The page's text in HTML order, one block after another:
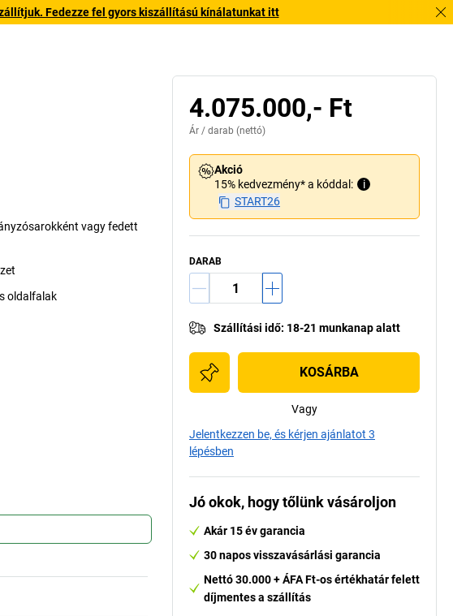
Fedezze fel gyors kiszállítású kínálatunkat itt
vagy fedett
oldalfalak
4.075.000,- Ft
Ár / darab (nettó)
Akció
15% kedvezmény* a kóddal:
i
START26
DARAB
Szállítási idő: 18-21 munkanap alatt
KOSÁRBA
Vagy
Jelentkezzen be, és kérjen ajánlatot 3
lépésben
Jó okok, hogy tőlünk vásároljon
Akár 15 év garancia
30 napos visszavásárlási garancia
Nettó 30.000 + ÁFA Ft-os értékhatár felett
díjmentes a szállítás